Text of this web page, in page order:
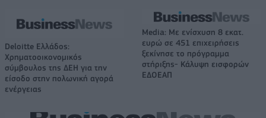
Deloitte Ελλάδος:
Χρηματοοικονομικός
σύμβουλος της ΔΕΗ για την
είσοδο στην πολωνική αγορά
ενέργειας
Media: Με ενίσχυση 8 εκατ.
ευρώ σε 451 επιχειρήσεις
ξεκίνησε το πρόγραμμα
στήριξης- Κάλυψη εισφορών
ΕΔΟΕΑΠ